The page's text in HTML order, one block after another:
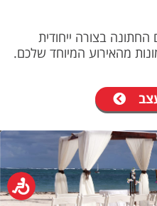
בצורה ייחודית
מהאירוע המיוחד שלכם.